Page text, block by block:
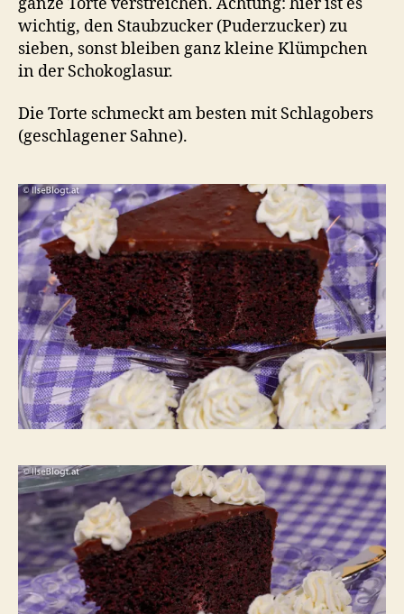
wichtig, den Staubzucker (Puderzucker) zu
sieben, sonst bleiben ganz kleine Klümpchen
in der Schokoglasur.
Die Torte schmeckt am besten mit Schlagobers
(geschlagener Sahne).